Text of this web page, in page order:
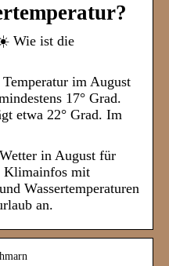
Wie ist die
im August
17° Grad.
etwa 22° Grad. Im
in August für
Klimainfos mit
Wassertemperaturen
an.